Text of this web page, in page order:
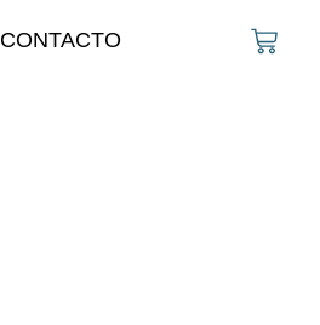
CONTACTO